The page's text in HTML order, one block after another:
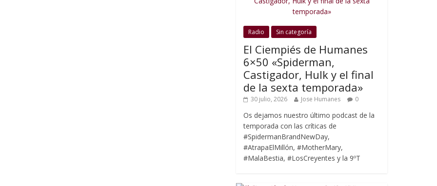
Radio Sin categoría
El Ciempiés de Humanes
6×50 «Spiderman,
Castigador, Hulk y el final
de la sexta temporada»
30 julio, 2026 Jose Humanes 0
Os dejamos nuestro último podcast de la
temporada con las críticas de
#SpidermanBrandNewDay,
#AtrapaElMillón, #MotherMary,
#MalaBestia, #LosCreyentes y la 9ºT